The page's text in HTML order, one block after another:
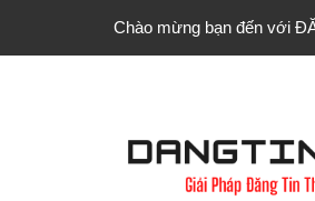
Chào mừng bạn đến với